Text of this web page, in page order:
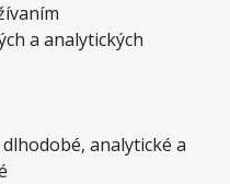
a analytických
analytické a